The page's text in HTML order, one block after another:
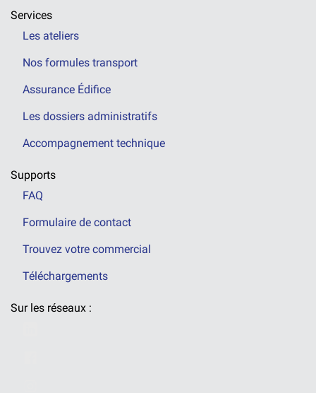
Services
Les ateliers
Nos formules transport
Assurance Édifice
Les dossiers administratifs
Accompagnement technique
Supports
FAQ
Formulaire de contact
Trouvez votre commercial
Téléchargements
Sur les réseaux :